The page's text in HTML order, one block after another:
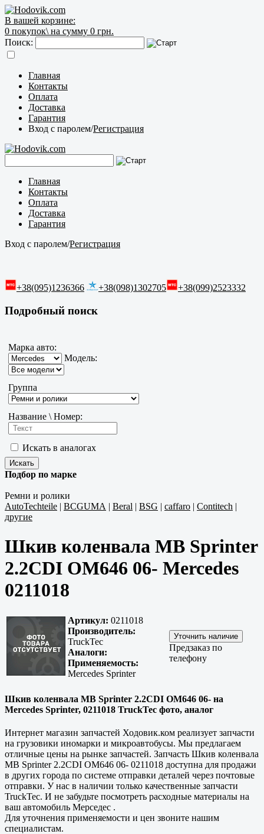
В вашей корзине:
0 покупок\ на сумму 0 грн.
Поиск:
Главная
Контакты
Оплата
Доставка
Гарантия
Вход с паролем/Регистрация
Главная
Контакты
Оплата
Доставка
Гарантия
Вход с паролем/Регистрация
+38(095)1236366 +38(098)1302705 +38(099)2523332
Подробный поиск
Марка авто:
Модель:
Группа
Название \ Номер:
Искать в аналогах
Подбор по марке
Ремни и ролики
AutoTechteile | BCGUMA | Beral | BSG | caffaro | Contitech |
другие
Шкив коленвала MB Sprinter
2.2CDI OM646 06- Mercedes
0211018
Артикул: 0211018
Производитель:
TruckTec
Аналоги:
Применяемость:
Mercedes Sprinter
Предзаказ по
телефону
Шкив коленвала MB Sprinter 2.2CDI OM646 06- на
Mercedes Sprinter, 0211018 TruckTec фото, аналог
Интернет магазин запчастей Ходовик.ком реализует запчасти
на грузовики иномарки и микроавтобусы. Мы предлагаем
отличные цены на рынке запчастей. Запчасть Шкив коленвала
MB Sprinter 2.2CDI OM646 06- 0211018 доступна для продажи
в других города по системе отправки деталей через почтовые
отправки. У нас в наличии только качественные запчасти
TruckTec. И не забудьте посмотреть расходные материалы на
ваш автомобиль Мерседес .
Для уточнения применяемости и цен звоните нашим
специалистам.